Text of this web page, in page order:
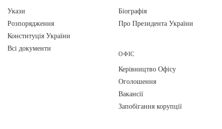
Укази
Розпорядження
Конституція України
Всі документи
Біографія
Про Президента України
ОФІС
Керівництво Офісу
Оголошення
Вакансії
Запобігання корупції